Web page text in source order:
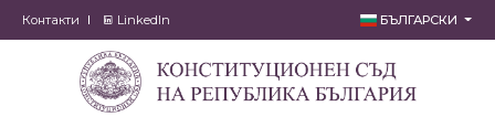
Контакти LinkedIn БЪЛГАРСКИ